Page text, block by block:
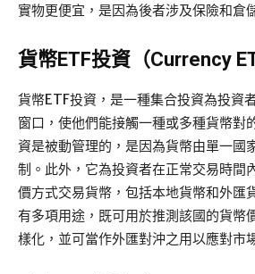
實物更便宜，是因為後者涉及保險和倉
貨幣ETF投資（Currency
貨幣ETF投資，是一種集合投資為投資
窗口，使他們能接觸一種或多種貨幣對
資是被動管理的，是因為貨幣由單一國
制。此外，它為投資者在正常交易時間
價方式交易貨幣，包括本地貨幣和外匯
有多項用途，既可用於推測該國的貨幣
樣化，並可當作外匯對沖之用以應對市